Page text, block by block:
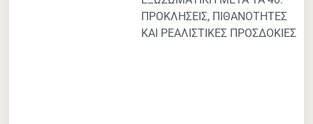
ΠΡΟΚΛΗΣΕΙΣ, ΠΙΘΑΝΟΤΗΤΕΣ
ΚΑΙ ΡΕΑΛΙΣΤΙΚΕΣ ΠΡΟΣΔΟΚΙΕΣ